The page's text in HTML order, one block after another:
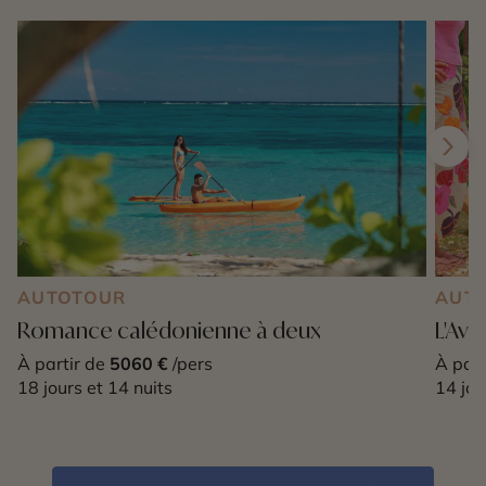
AUTOTOUR
Romance calédonienne à deux
À partir de 5060 € /pers
18 jours et 14 nuits
À
14